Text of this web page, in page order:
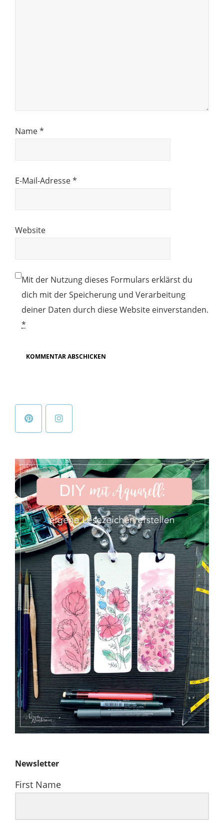
Name*
E-Mail-Adresse*
Website
Mit der Nutzung dieses Formulars erklärst du
dich mit der Speicherung und Verarbeitung
deiner Daten durch diese Website einverstanden.
*
Newsletter
First Name